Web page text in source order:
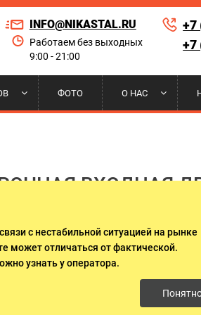
INFO@NIKASTAL.RU
Работаем без выходных
9:00 - 21:00
+7
+7
ДВЕРИ ИЗ МАССИВА ДЕРЕВА
ДВЕРИ С ОСТЕКЛЕНИЕМ
ФОТО О НАС
СЕРТИФИКАТЫ
ВХОДНАЯ
от 69 500 руб.
Возврат за покупку до: 6500 руб.
с нестабильной ситуацией на рынке
может отличаться от фактической.
узнать у оператора.